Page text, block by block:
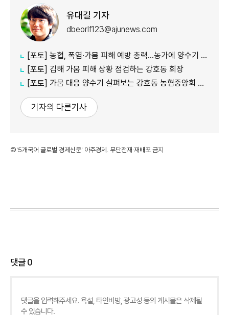
유대길 기자
dbeorlf123@ajunews.com
[포토] 농협, 폭염·가뭄 피해 예방 총력…농가에 양수기 지원
[포토] 김해 가뭄 피해 상황 점검하는 강호동 회장
[포토] 가뭄 대응 양수기 살펴보는 강호동 농협중앙회 회장
기자의 다른기사
©'5개국어 글로벌 경제신문' 아주경제. 무단전재·재배포 금지
댓글0